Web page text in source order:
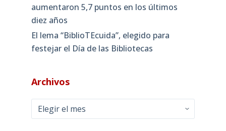
aumentaron 5,7 puntos en los últimos
diez años
El lema “BiblioTEcuida”, elegido para
festejar el Día de las Bibliotecas
Archivos
Archivos